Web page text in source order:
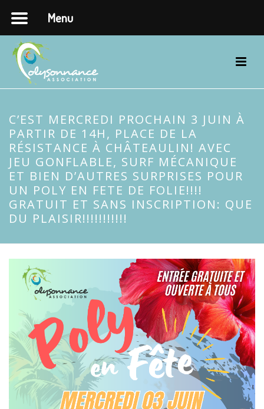
C’EST MERCREDI PROCHAIN 3 JUIN À
PARTIR DE 14H, PLACE DE LA
RÉSISTANCE À CHÂTEAULIN! AVEC
JEU GONFLABLE, SURF MÉCANIQUE
ET BIEN D’AUTRES SURPRISES POUR
UN POLY EN FETE DE FOLIE!!!!
GRATUIT ET SANS INSCRIPTION: QUE
DU PLAISIR!!!!!!!!!!!
Menu